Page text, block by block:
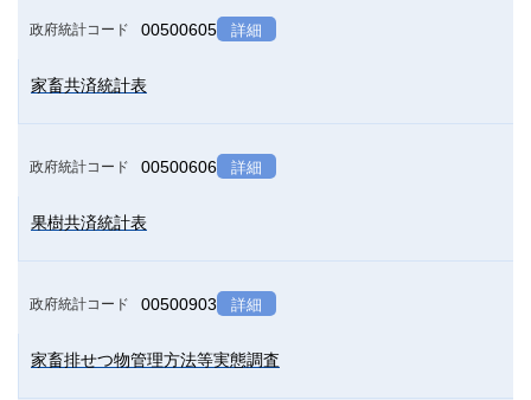
政府統計コード 00500605 詳細
家畜共済統計表
政府統計コード 00500606 詳細
果樹共済統計表
政府統計コード 00500903 詳細
家畜排せつ物管理方法等実態調査